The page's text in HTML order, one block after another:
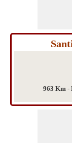
963 Km -